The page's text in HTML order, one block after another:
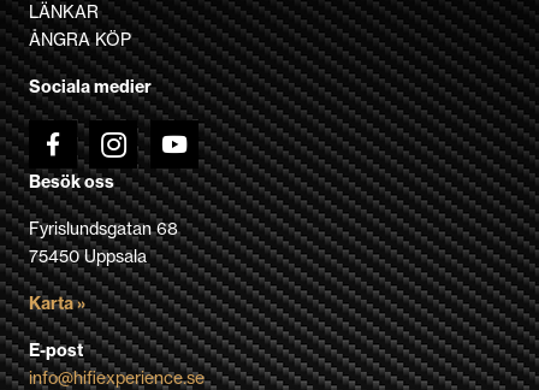
LÄNKAR
ÅNGRA KÖP
Sociala medier
Besök oss
Fyrislundsgatan 68
75450 Uppsala
Karta »
E-post
info@hifiexperience.se